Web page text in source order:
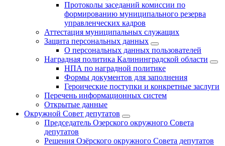
Протоколы заседаний комиссии по
формированию муниципального резерва
управленческих кадров
Аттестация муниципальных служащих
Защита персональных данных
О персональных данных пользователей
Наградная политика Калининградской области
НПА по наградной политике
Формы документов для заполнения
Героические поступки и конкретные заслуги
Перечень информационных систем
Открытые данные
Окружной Совет депутатов
Председатель Озерского окружного Совета
депутатов
Решения Озёрского окружного Совета депутатов